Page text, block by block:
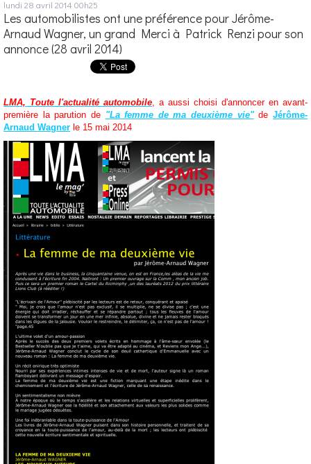
lundi 28 avril 2014 00h25
Les automobilistes ont une préférence pour Jérôme-
Arnaud Wagner, un grand Merci à Patrick Renzi pour son
annonce (28 avril 2014)
LMA, Toute l'actualité automobile , a aussi choisi d'annoncer en avant-
première la parution de "La femme de ma deuxième vie"deJérôme-
Arnaud Wagner le 15 mai 2014